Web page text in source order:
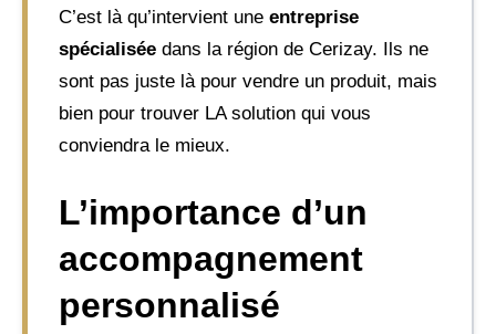
C’est là qu’intervient une entreprise
spécialisée dans la région de Cerizay. Ils ne
sont pas juste là pour vendre un produit, mais
bien pour trouver LA solution qui vous
conviendra le mieux.
L’importance d’un
accompagnement
personnalisé